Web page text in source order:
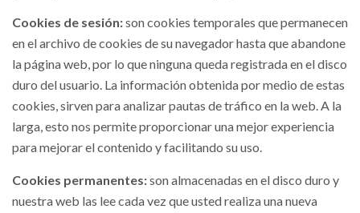
Cookies de sesión:son cookies temporales que permanecen
en el archivo de cookies de su navegador hasta que abandone
la página web, por lo que ninguna queda registrada en el disco
duro del usuario. La información obtenida por medio de estas
cookies, sirven para analizar pautas de tráfico en la web. A la
larga, esto nos permite proporcionar una mejor experiencia
para mejorar el contenido y facilitando su uso.
Cookies permanentes:son almacenadas en el disco duro y
nuestra web las lee cada vez que usted realiza una nueva